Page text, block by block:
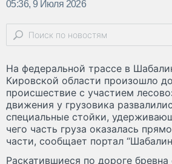
05:36, 9 Июля 2026
На федеральной трассе в
Кировской области произошло
происшествие с участием
движения у грузовика
специальные стойки,
чего часть груза оказалась
части, сообщает портал
Раскатившиеся по дороге